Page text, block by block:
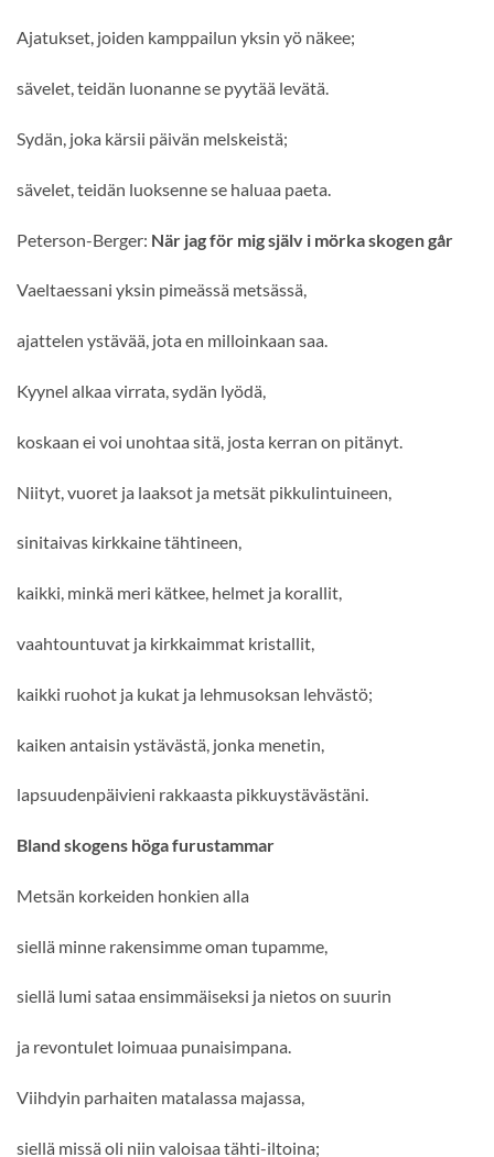
Ajatukset, joiden kamppailun yksin yö näkee;
sävelet, teidän luonanne se pyytää levätä.
Sydän, joka kärsii päivän melskeistä;
sävelet, teidän luoksenne se haluaa paeta.
Peterson-Berger: När jag för mig själv i mörka skogen går
Vaeltaessani yksin pimeässä metsässä,
ajattelen ystävää, jota en milloinkaan saa.
Kyynel alkaa virrata, sydän lyödä,
koskaan ei voi unohtaa sitä, josta kerran on pitänyt.
Niityt, vuoret ja laaksot ja metsät pikkulintuineen,
sinitaivas kirkkaine tähtineen,
kaikki, minkä meri kätkee, helmet ja korallit,
vaahtountuvat ja kirkkaimmat kristallit,
kaikki ruohot ja kukat ja lehmusoksan lehvästö;
kaiken antaisin ystävästä, jonka menetin,
lapsuudenpäivieni rakkaasta pikkuystävästäni.
Bland skogens höga furustammar
Metsän korkeiden honkien alla
siellä minne rakensimme oman tupamme,
siellä lumi sataa ensimmäiseksi ja nietos on suurin
ja revontulet loimuaa punaisimpana.
Viihdyin parhaiten matalassa majassa,
siellä missä oli niin valoisaa tähti-iltoina;